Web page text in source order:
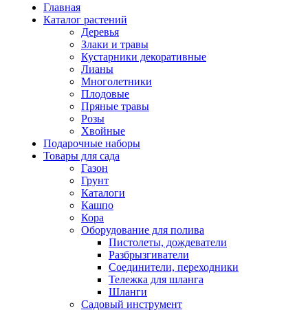
Главная
Каталог растений
Деревья
Злаки и травы
Кустарники декоративные
Лианы
Многолетники
Плодовые
Пряные травы
Розы
Хвойные
Подарочные наборы
Товары для сада
Газон
Грунт
Каталоги
Кашпо
Кора
Оборудование для полива
Пистолеты, дождеватели
Разбрызгиватели
Соединители, переходники
Тележка для шланга
Шланги
Садовый инструмент